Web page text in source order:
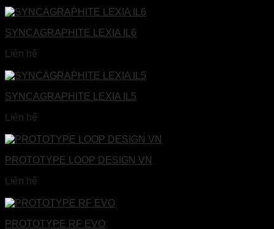
SYNCAGRAPHITE LEXIA IL6
Liên hệ
SYNCAGRAPHITE LEXIA IL5
Liên hệ
PROTOTYPE LOOP DESIGN VN
Liên hệ
PROTOTYPE RF EVO